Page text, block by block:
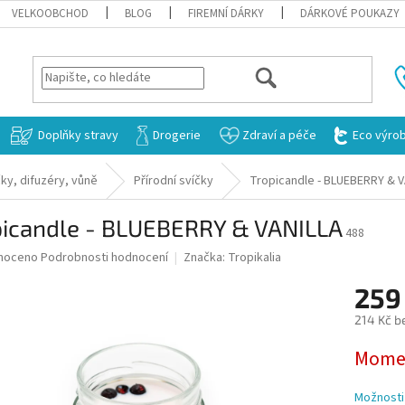
VELKOOBCHOD BLOG FIREMNÍ DÁRKY DÁRKOVÉ POUKAZY
HLEDAT
Doplňky stravy Drogerie Zdraví a péče Eco
difuzéry, vůně Přírodní svíčky Tropicandle - BLUEBERRY &
- BLUEBERRY & VANILLA 488
Podrobnosti hodnocení Značka: Tropikalia
214 Kč
cena: